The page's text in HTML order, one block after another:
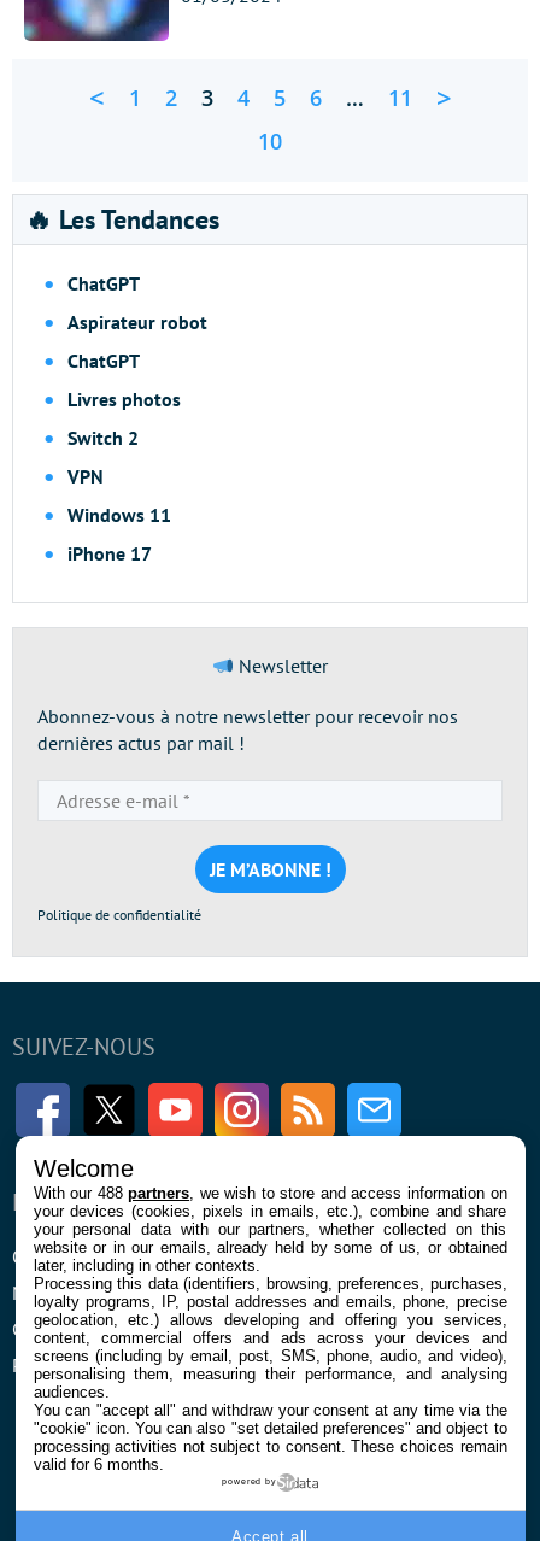
< 1 2 3 4 5 6 … 11 >
10
🔥 Les Tendances
ChatGPT
Aspirateur robot
ChatGPT
Livres photos
Switch 2
VPN
Windows 11
iPhone 17
Newsletter
Abonnez-vous à notre newsletter pour recevoir nos
dernières actus par mail !
e-
mail
*
Politique de confidentialité
SUIVEZ-NOUS
FacebookTwitter Youtube InstagramRSS Newsletter
ENTREPRISE
Qui sommes nous
Mentions légales et CGU
Confidentialité et Cookies
Préférences cookies
À PROPOS
La rédaction
Contact
Welcome
With our 488partners , we wish to store and access information on
your devices (cookies, pixels in emails, etc.), combine and share
your personal data with our partners, whether collected on this
website or in our emails, already held by some of us, or obtained
later, including in other contexts.
Processing this data (identifiers, browsing, preferences, purchases,
loyalty programs, IP, postal addresses and emails, phone, precise
geolocation, etc.) allows developing and offering you services,
content, commercial offers and ads across your devices and
screens (including by email, post, SMS, phone, audio, and video),
personalising them, measuring their performance, and analysing
audiences.
You can "accept all" and withdraw your consent at any time via the
"cookie" icon. You can also "set detailed preferences" and object to
processing activities not subject to consent. These choices remain
valid for 6 months.
powered by
Accept all